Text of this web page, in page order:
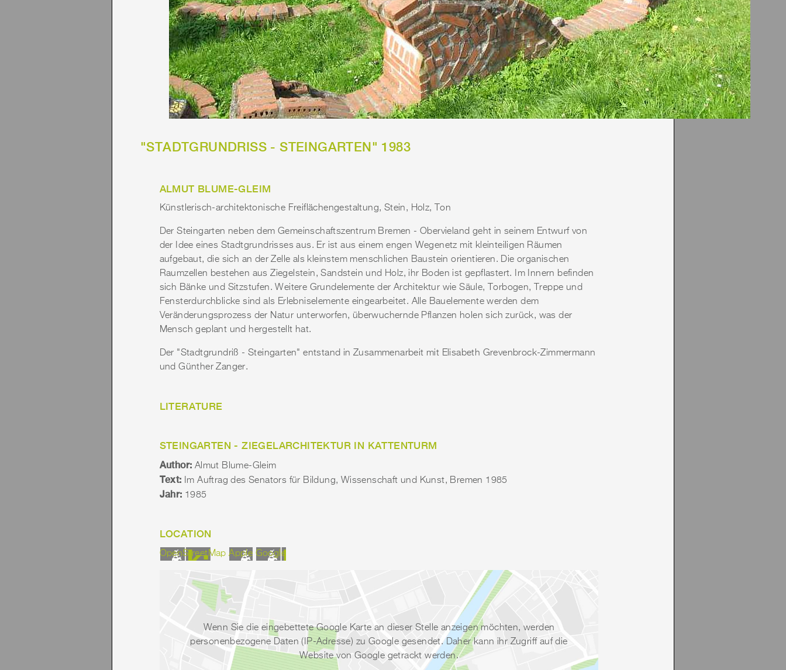
"STADTGRUNDRISS - STEINGARTEN" 1983
ALMUT BLUME-GLEIM
Künstlerisch-architektonische Freiflächengestaltung, Stein, Holz, Ton
Der Steingarten neben dem Gemeinschaftszentrum Bremen - Obervieland geht in seinem Entwurf von
der Idee eines Stadtgrundrisses aus. Er ist aus einem engen Wegenetz mit kleinteiligen Räumen
aufgebaut, die sich an der Zelle als kleinstem menschlichen Baustein orientieren. Die organischen
Raumzellen bestehen aus Ziegelstein, Sandstein und Holz, ihr Boden ist gepflastert. Im Innern befinden
sich Bänke und Sitzstufen. Weitere Grundelemente der Architektur wie Säule, Torbogen, Treppe und
Fensterdurchblicke sind als Erlebniselemente eingearbeitet. Alle Bauelemente werden dem
Veränderungsprozess der Natur unterworfen, überwuchernde Pflanzen holen sich zurück, was der
Mensch geplant und hergestellt hat.
Der "Stadtgrundriß - Steingarten" entstand in Zusammenarbeit mit Elisabeth Grevenbrock-Zimmermann
und Günther Zanger.
LITERATURE
STEINGARTEN - ZIEGELARCHITEKTUR IN KATTENTURM
Author: Almut Blume-Gleim
Text: Im Auftrag des Senators für Bildung, Wissenschaft und Kunst, Bremen 1985
Jahr: 1985
LOCATION
OpenStreetMap Apple Google
Wenn Sie die eingebettete Google Karte an dieser Stelle anzeigen möchten, werden
personenbezogene Daten (IP-Adresse) zu Google gesendet. Daher kann ihr Zugriff auf die
Website von Google getrackt werden.